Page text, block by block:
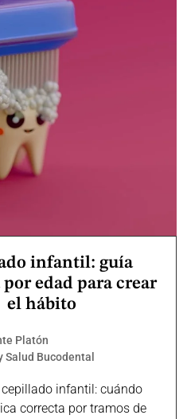
infantil: guía
edad para crear
el hábito
Platón
Salud Bucodental
infantil: cuándo
correcta por tramos de